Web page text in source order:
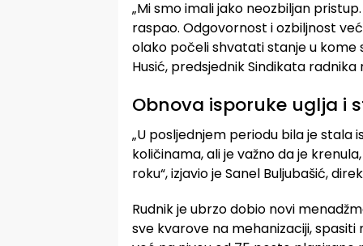
„Mi smo imali jako neozbiljan
raspao. Odgovornost i ozbiljnost
olako počeli shvatati stanje u kome
Husić, predsjednik Sindikata radnika
Obnova isporuke uglja i
„U posljednjem periodu bila je stala
količinama, ali je važno da je
roku“, izjavio je Sanel Buljubašić,
Rudnik je ubrzo dobio novi
sve kvarove na mehanizaciji,